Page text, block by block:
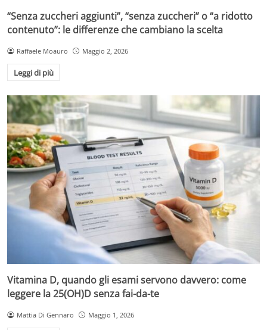
“Senza zuccheri aggiunti”, “senza zuccheri” o “a ridotto
contenuto”: le differenze che cambiano la scelta
Raffaele Moauro Maggio 2, 2026
Leggi di più
Vitamina D, quando gli esami servono davvero: come
leggere la 25(OH)D senza fai-da-te
Mattia Di Gennaro Maggio 1, 2026